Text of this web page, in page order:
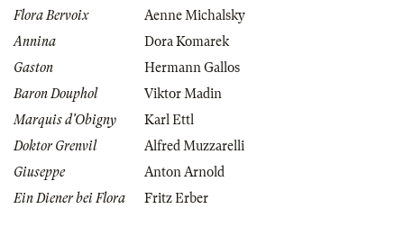
Flora Bervoix
Aenne Michalsky
Annina
Dora Komarek
Gaston
Hermann Gallos
Baron Douphol
Viktor Madin
Marquis d'Obigny
Karl Ettl
Doktor Grenvil
Alfred Muzzarelli
Giuseppe
Anton Arnold
Ein Diener bei Flora
Fritz Erber